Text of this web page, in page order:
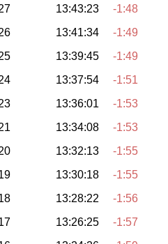
13:43:23
-1:48
13:41:34
-1:49
13:39:45
-1:49
13:37:54
-1:51
13:36:01
-1:53
13:34:08
-1:53
13:32:13
-1:55
13:30:18
-1:55
13:28:22
-1:56
13:26:25
-1:57